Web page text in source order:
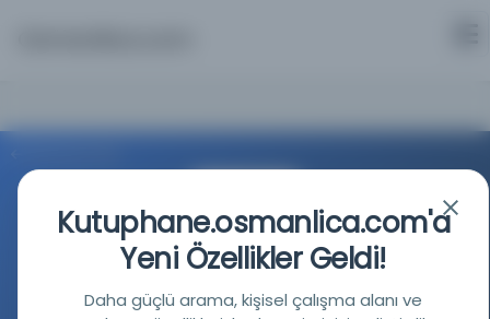
İstanbul Büyükşehir Belediyesi Kütüphaneleri
Kutuphane.osmanlica.com'a
Yeni Özellikler Geldi!
Daha güçlü arama, kişisel çalışma alanı ve